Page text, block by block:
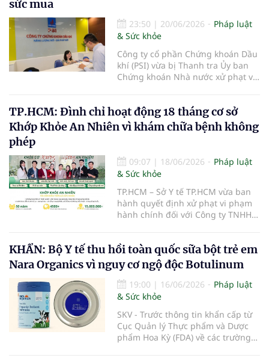
sức mua
23:50 | 20/06/2026
Pháp luật
& Sức khỏe
Công ty cổ phần Chứng khoán Dầu
khí (PSI) vừa bị Thanh tra Ủy ban
Chứng khoán Nhà nước xử phạt vi
khoán.
TP.HCM: Đình chỉ hoạt động 18 tháng cơ sở
Khớp Khỏe An Nhiên vì khám chữa bệnh không
phép
09:07 | 18/06/2026
Pháp luật
& Sức khỏe
TP.HCM – Sở Y tế TP.HCM vừa ban
hành quyết định xử phạt vi phạm
hành chính đối với Công ty TNHH
vụ khám bệnh, chữa bệnh khi chưa
được cấp giấy phép hoạt động
theo quy định của pháp luật.
KHẨN: Bộ Y tế thu hồi toàn quốc sữa bột trẻ em
Nara Organics vì nguy cơ ngộ độc Botulinum
19:00 | 16/06/2026
Pháp luật
& Sức khỏe
SKV - Trước thông tin khẩn cấp từ
Cục Quản lý Thực phẩm và Dược
phẩm Hoa Kỳ (FDA) về các trường